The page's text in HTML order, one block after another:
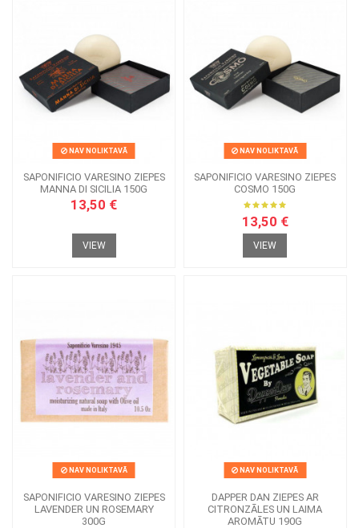
NAV NOLIKTAVĀ
SAPONIFICIO VARESINO ZIEPES
MANNA DI SICILIA 150G
13,50 €
VIEW
NAV NOLIKTAVĀ
SAPONIFICIO VARESINO ZIEPES
COSMO 150G
13,50 €
VIEW
NAV NOLIKTAVĀ
SAPONIFICIO VARESINO ZIEPES
LAVENDER UN ROSEMARY
300G
NAV NOLIKTAVĀ
DAPPER DAN ZIEPES AR
CITRONZĀLES UN LAIMA
AROMĀTU 190G